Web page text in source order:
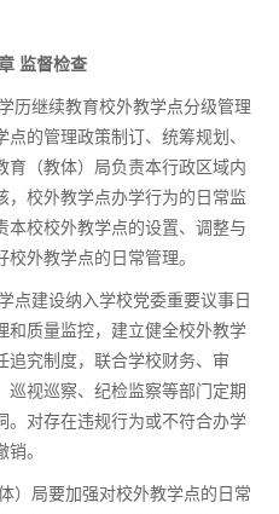
监督检查
历继续教育校外教学点分级管理
的管理政策制订、统筹规划、
育（教体）局负责本行政区域内
，校外教学点办学行为的日常监
本校校外教学点的设置、调整与
外教学点的日常管理。
点建设纳入学校党委重要议事日
和质量监控，建立健全校外教学
追究制度，联合学校财务、审
巡视巡察、纪检监察等部门定期
。对存在违规行为或不符合办学
。
）局要加强对校外教学点的日常